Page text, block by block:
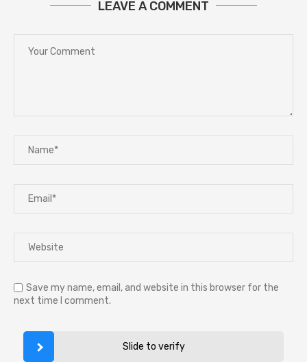
LEAVE A COMMENT
Save my name, email, and website in this browser for the
next time I comment.
Slide to verify